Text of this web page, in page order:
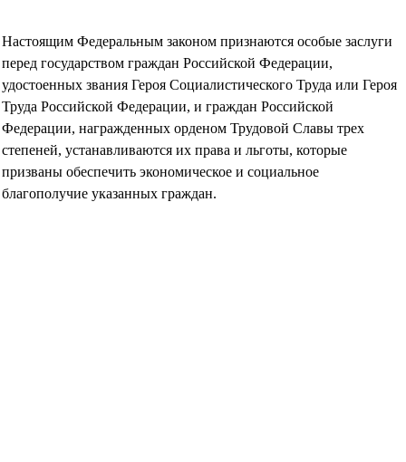
Настоящим Федеральным законом признаются особые заслуги
перед государством граждан Российской Федерации,
удостоенных звания Героя Социалистического Труда или Героя
Труда Российской Федерации, и граждан Российской
Федерации, награжденных орденом Трудовой Славы трех
степеней, устанавливаются их права и льготы, которые
призваны обеспечить экономическое и социальное
благополучие указанных граждан.